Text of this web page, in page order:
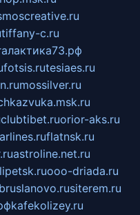
tiffany-c.ru
fotsis.rutesiaes.ru
mossilver.ru
clubtibet.ruorior-aks.ru
flatnsk.ru
astroline.net.ru
ooo-driada.ru
bruslanovo.rusiterem.ru
kafekolizey.ru